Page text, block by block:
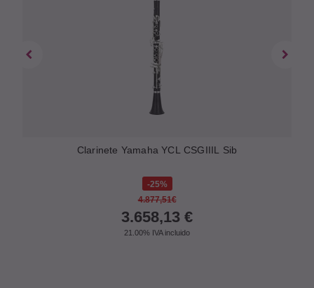
Clarinete Yamaha YCL CSGIIIL Sib
25%
4.877,51€
3.658,13 €
21.00% IVA incluido